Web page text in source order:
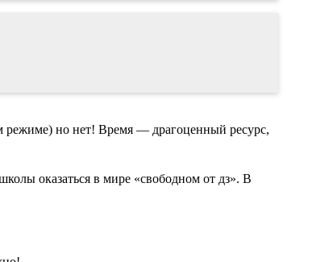
режиме) но нет! Время — драгоценный ресурс,
оказаться в мире «свободном от дз». В